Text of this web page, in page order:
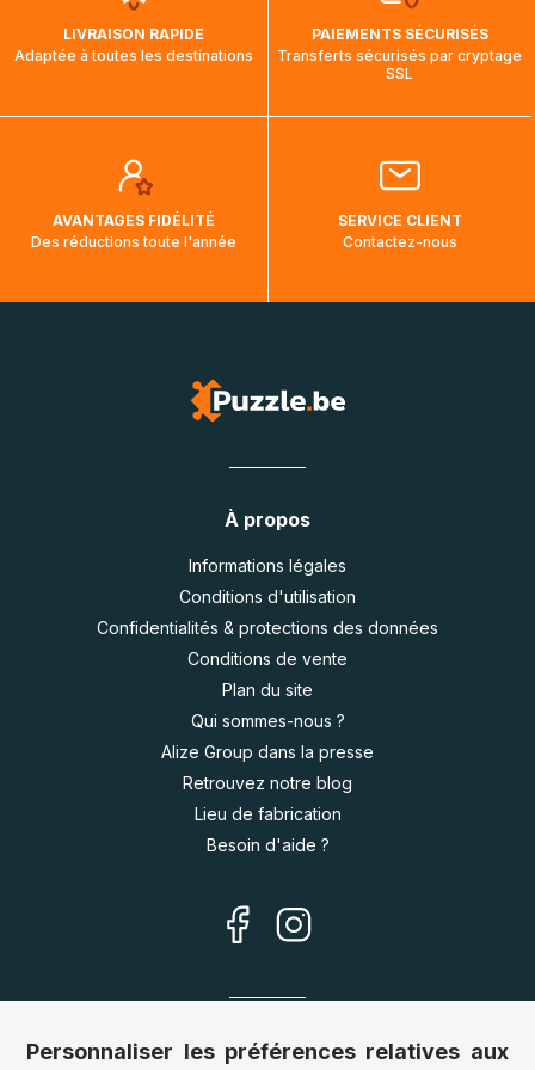
LIVRAISON RAPIDE
Adaptée à toutes les destinations
PAIEMENTS SÉCURISÉS
Transferts sécurisés par cryptage
SSL
AVANTAGES FIDÉLITÉ
Des réductions toute l'année
SERVICE CLIENT
Contactez-nous
À propos
Informations légales
Conditions d'utilisation
Confidentialités & protections des données
Conditions de vente
Plan du site
Qui sommes-nous ?
Alize Group dans la presse
Retrouvez notre blog
Lieu de fabrication
Besoin d'aide ?
Nos sites
Personnaliser les préférences relatives aux